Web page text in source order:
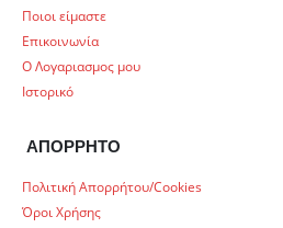
Ποιοι είμαστε
Επικοινωνία
Ο Λογαριασμος μου
Ιστορικό
ΑΠΟΡΡΗΤΟ
Πολιτική Απορρήτου/Cookies
Όροι Χρήσης